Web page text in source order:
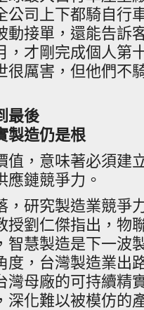
公司上下都騎自行
動接單，還能告訴
，才剛完成個人第
很厲害，但他們不
最後
製造仍是根
值，意味著必須建
應鏈競爭力。
，研究製造業競爭
授劉仁傑指出，物
智慧製造是下一波
度，台灣製造業出
灣母廠的可持續精
深化難以被模仿的